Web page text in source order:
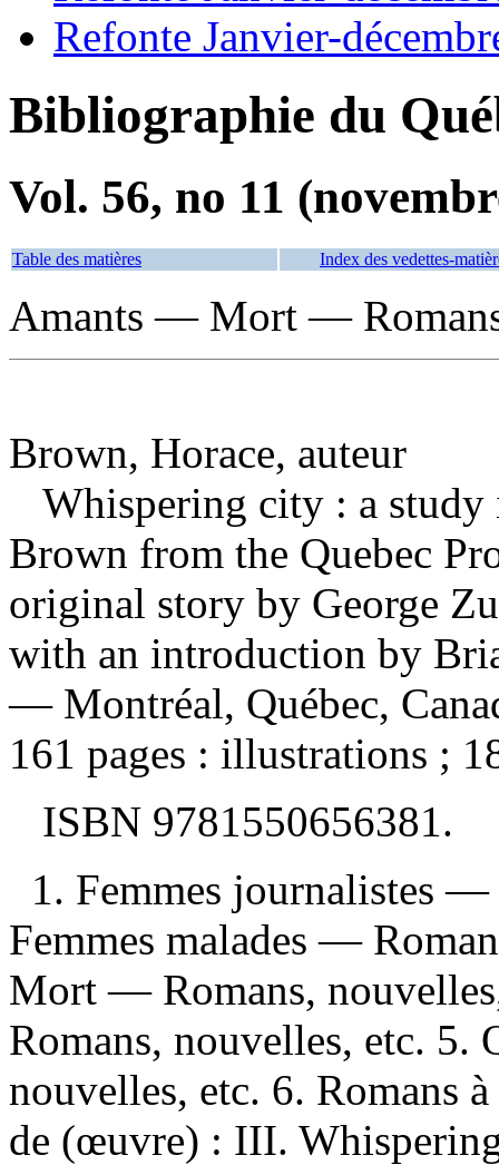
Refonte Janvier-
Bibliographie du
Vol. 56, no 11
Table des matières Index des vedettes-
Amants — Mort —
Brown, Horace, auteur
Whispering city : a study
Brown from the Quebec
original story by George
with an introduction by
— Montréal, Québec,
161 pages : illustrations ;
ISBN 9781550656381.
1. Femmes journalistes
Femmes malades —
Mort — Romans,
Romans, nouvelles, etc. 5.
nouvelles, etc. 6. Romans
de (œuvre) : III.